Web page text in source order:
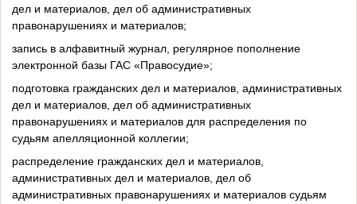
дел и материалов, дел об административных
правонарушениях и материалов;
запись в алфавитный журнал, регулярное пополнение
электронной базы ГАС «Правосудие»;
подготовка гражданских дел и материалов, административных
дел и материалов, дел об административных
правонарушениях и материалов для распределения по
судьям апелляционной коллегии;
распределение гражданских дел и материалов,
административных дел и материалов, дел об
административных правонарушениях и материалов судьям